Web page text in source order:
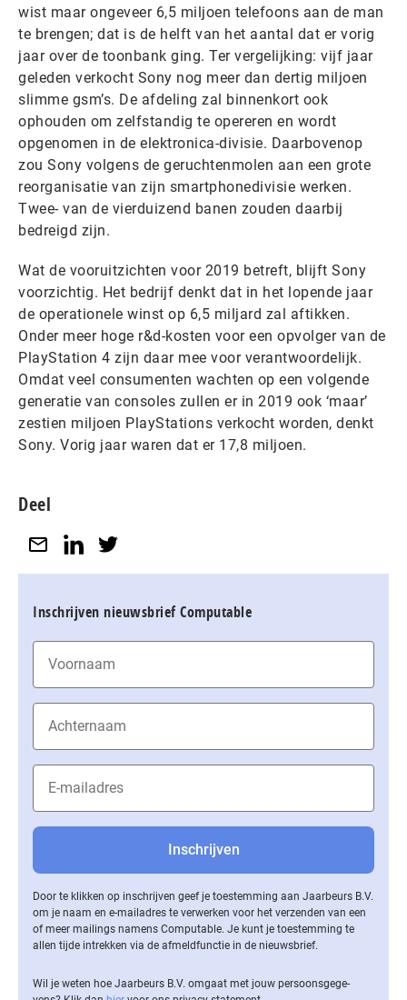
wist maar ongeveer 6,5 miljoen telefoons aan de man
te brengen; dat is de helft van het aantal dat er vorig
jaar over de toonbank ging. Ter vergelijking: vijf jaar
geleden verkocht Sony nog meer dan dertig miljoen
slimme gsm’s. De afdeling zal binnenkort ook
ophouden om zelfstandig te opereren en wordt
opgenomen in de elektronica-divisie. Daarbovenop
zou Sony volgens de geruchtenmolen aan een grote
reorganisatie van zijn smartphonedivisie werken.
Twee- van de vierduizend banen zouden daarbij
bedreigd zijn.
Wat de vooruitzichten voor 2019 betreft, blijft Sony
voorzichtig. Het bedrijf denkt dat in het lopende jaar
de operationele winst op 6,5 miljard zal aftikken.
Onder meer hoge r&d-kosten voor een opvolger van de
PlayStation 4 zijn daar mee voor verantwoordelijk.
Omdat veel consumenten wachten op een volgende
generatie van consoles zullen er in 2019 ook ‘maar’
zestien miljoen PlayStations verkocht worden, denkt
Sony. Vorig jaar waren dat er 17,8 miljoen.
Deel
Inschrijven nieuwsbrief Computable
Door te klikken op inschrijven geef je toestemming aan Jaarbeurs B.V.
om je naam en e-mailadres te verwerken voor het verzenden van een
of meer mailings namens Computable. Je kunt je toestemming te
allen tijde intrekken via de af­meld­func­tie in de nieuwsbrief.
Wil je weten hoe Jaarbeurs B.V. omgaat met jouw per­soons­ge­ge­